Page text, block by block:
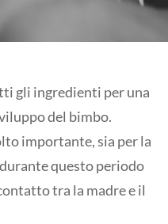
gli ingredienti per una
del bimbo.
importante, sia per la
questo periodo
tra la madre e il